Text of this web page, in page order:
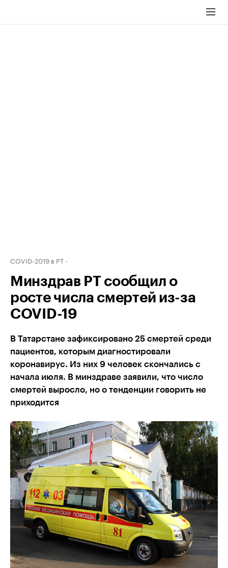
COVID-2019 в РТ
Минздрав РТ сообщил о
росте числа смертей из-за
COVID-19
В Татарстане зафиксировано 25 смертей среди
пациентов, которым диагностировали
коронавирус. Из них 9 человек скончались с
начала июля. В минздраве заявили, что число
смертей выросло, но о тенденции говорить не
приходится